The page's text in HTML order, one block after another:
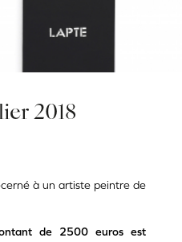
2018
à un artiste peintre de
de 2500 euros est